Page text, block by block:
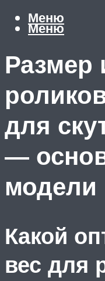
Меню
Меню
Размер
для
—
модели
Какой
вес для